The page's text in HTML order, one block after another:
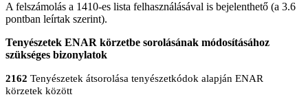
A felszámolás a 1410-es lista felhasználásával is bejelenthető (a 3.6
pontban leírtak szerint).
Tenyészetek ENAR körzetbe sorolásának módosításához
szükséges bizonylatok
2162 Tenyészetek átsorolása tenyészetkódok alapján ENAR
körzetek között